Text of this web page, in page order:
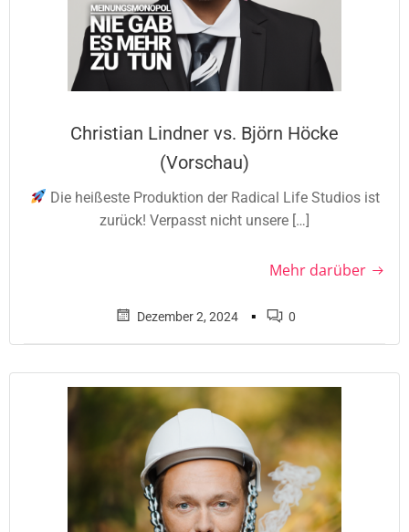
Christian Lindner vs. Björn Höcke
(Vorschau)
Die heißeste Produktion der Radical Life Studios ist
zurück! Verpasst nicht unsere […]
Mehr darüber
Dezember 2, 2024 ▪ 0